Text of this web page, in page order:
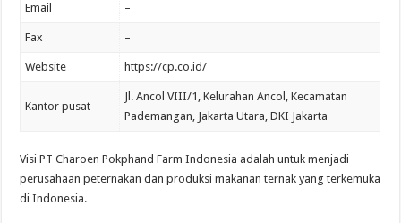
Email –
Fax –
Website https://cp.co.id/
Kantor pusat
Jl. Ancol VIII/1, Kelurahan Ancol, Kecamatan
Pademangan, Jakarta Utara, DKI Jakarta
Visi PT Charoen Pokphand Farm Indonesia adalah untuk menjadi
perusahaan peternakan dan produksi makanan ternak yang terkemuka
di Indonesia.